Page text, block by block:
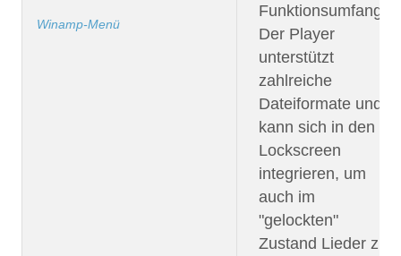
Winamp-Menü
Funktionsumfang.
Der Player
unterstützt
zahlreiche
Dateiformate und
kann sich in den
Lockscreen
integrieren, um
auch im
"gelockten"
Zustand Lieder zu